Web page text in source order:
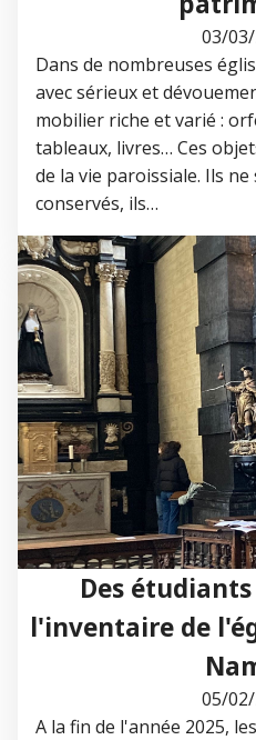
03/
Dans de nombreuses
avec sérieux et
mobilier riche et varié :
tableaux, livres… Ces
de la vie paroissiale. Ils
conservés, ils…
Des
l'inventaire de
05/
A la fin de l'année 2025,